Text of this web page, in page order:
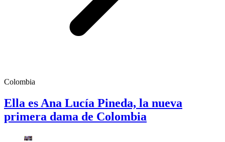
Colombia
Ella es Ana Lucía Pineda, la nueva
primera dama de Colombia